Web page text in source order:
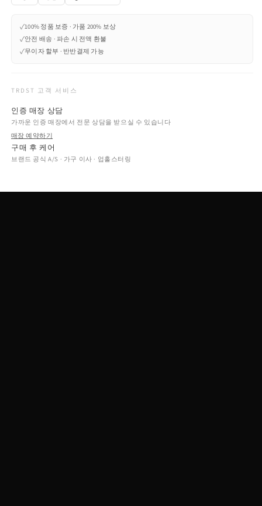
✓100% 정품 보증 · 가품 200% 보상
✓안전 배송 · 파손 시 전액 환불
✓무이자 할부 · 반반결제 가능
TRDST 고객 서비스
인증 매장 상담
가까운 인증 매장에서 전문 상담을 받으실 수 있습니다
매장 예약하기
구매 후 케어
브랜드 공식 A/S · 가구 이사 · 업홀스터링